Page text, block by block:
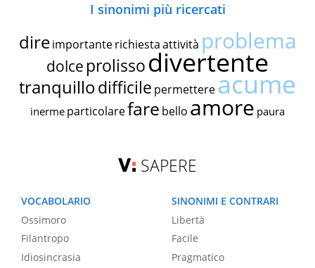
I sinonimi più ricercati
dire importante richiestaattività problema
dolce prolissodivertente
tranquillodifficile permettereacume
inerme particolarefare bello amore paura
SAPERE
VOCABOLARIO
Ossimoro
Filantropo
Idiosincrasia
SINONIMI E CONTRARI
Libertà
Facile
Pragmatico